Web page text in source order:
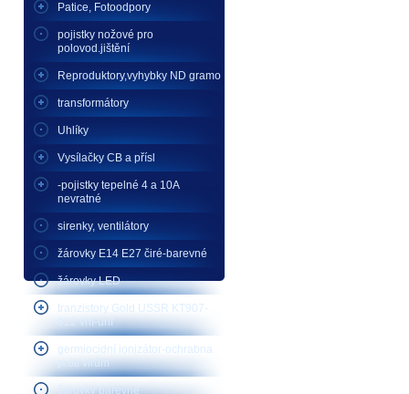
Patice, Fotoodpory
pojistky nožové pro
polovod.jištění
Reproduktory,vyhybky ND gramo
transformátory
Uhlíky
Vysílačky CB a přísl
-pojistky tepelné 4 a 10A
nevratné
sirenky, ventilátory
žárovky E14 E27 čiré-barevné
žárovky LED
tranzistory Gold USSR KT907-
922 vhf-uhf
germiocidní ionizátor-ochrabna
proti virům
žárovky barevné